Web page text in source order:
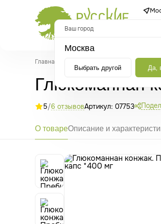
Главная /
Глюкоманнан
5/6 отзывовАртикул: 07753
О товареОписание и
Ваш город
Москва
Выбрать другой Да,